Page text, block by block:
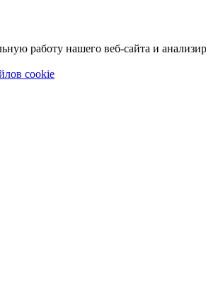
работу нашего веб-сайта и
cookie